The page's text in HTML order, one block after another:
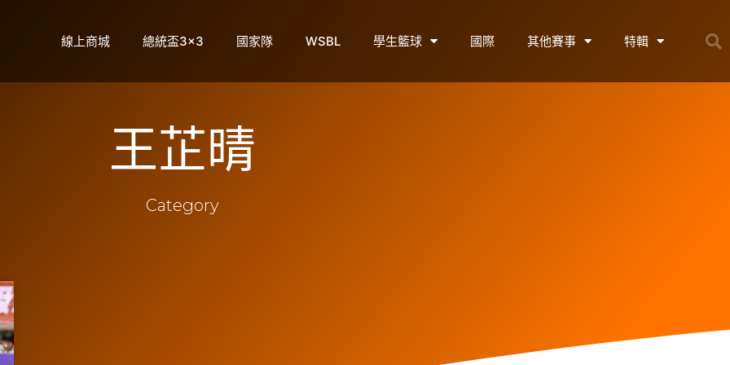
線上商城 總統盃3×3 國家隊 WSBL 學生籃球 國際 其他賽事 特輯
王芷晴
Category